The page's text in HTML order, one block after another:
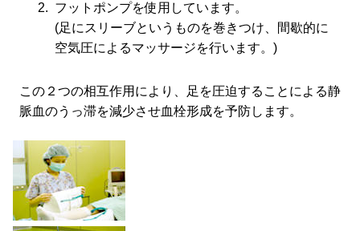
フットポンプを使用しています。
(足にスリーブというものを巻きつけ、間歇的に
空気圧によるマッサージを行います。)
この２つの相互作用により、足を圧迫することによる静
脈血のうっ滞を減少させ血栓形成を予防します。